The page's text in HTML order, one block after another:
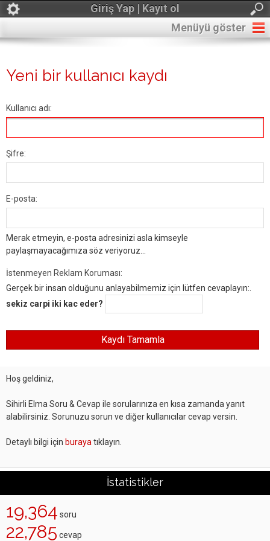
Giriş Yap | Kayıt ol
Menüyü göster
Yeni bir kullanıcı kaydı
Kullanıcı adı:
Şifre:
E-posta:
Merak etmeyin, e-posta adresinizi asla kimseyle
paylaşmayacağımıza söz veriyoruz...
İstenmeyen Reklam Koruması:
Gerçek bir insan olduğunu anlayabilmemiz için lütfen cevaplayın:.
sekiz carpi iki kac eder?
Hoş geldiniz,
Sihirli Elma Soru & Cevap ile sorularınıza en kısa zamanda yanıt
alabilirsiniz. Sorunuzu sorun ve diğer kullanıcılar cevap versin.
Detaylı bilgi için buraya tıklayın.
İstatistikler
19,364 soru
22,785 cevap